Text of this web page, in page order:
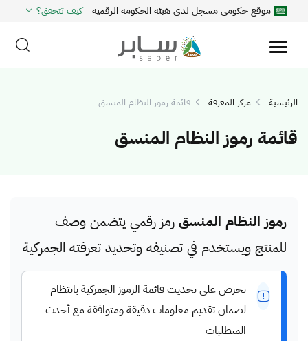
موقع حكومي مسجل لدى هيئة الحكومة الرقمية كيف تتحقق؟
الرئيسية مركز المعرفة قائمة رموز النظام المنسق
قائمة رموز النظام المنسق
رموز النظام المنسق رمز رقمي يتضمن وصف
للمنتج ويستخدم في تصنيفه وتحديد تعرفته الجمركية
نحرص على تحديث قائمة الرموز الجمركية بانتظام
لضمان تقديم معلومات دقيقة ومتوافقة مع أحدث
المتطلبات